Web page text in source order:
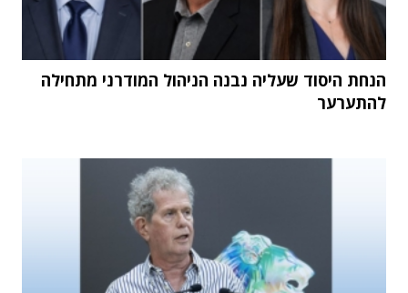
הנחת היסוד שעליה נבנה הניהול המודרני מתחילה
להתערער